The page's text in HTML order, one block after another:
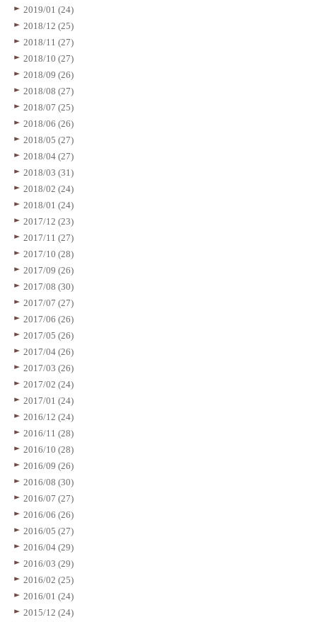
2019/01 (24)
2018/12 (25)
2018/11 (27)
2018/10 (27)
2018/09 (26)
2018/08 (27)
2018/07 (25)
2018/06 (26)
2018/05 (27)
2018/04 (27)
2018/03 (31)
2018/02 (24)
2018/01 (24)
2017/12 (23)
2017/11 (27)
2017/10 (28)
2017/09 (26)
2017/08 (30)
2017/07 (27)
2017/06 (26)
2017/05 (26)
2017/04 (26)
2017/03 (26)
2017/02 (24)
2017/01 (24)
2016/12 (24)
2016/11 (28)
2016/10 (28)
2016/09 (26)
2016/08 (30)
2016/07 (27)
2016/06 (26)
2016/05 (27)
2016/04 (29)
2016/03 (29)
2016/02 (25)
2016/01 (24)
2015/12 (24)